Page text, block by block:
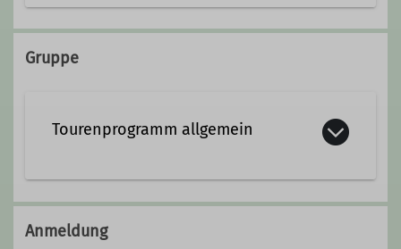
Qualifikationen
Gruppe
Tourenprogramm allgemein
Anmeldung